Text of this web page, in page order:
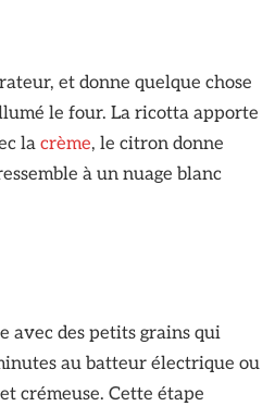
et donne quelque chose
le four. La ricotta apporte
la crème, le citron donne
à un nuage blanc
avec des petits grains qui
au batteur électrique ou
crémeuse. Cette étape